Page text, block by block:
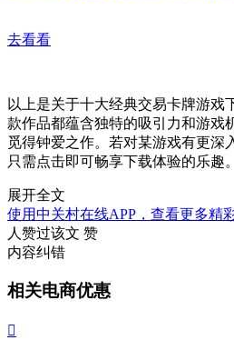
去看看
以上是关于十大经典交易卡牌游戏
款作品都蕴含独特的吸引力和游戏
觅得钟爱之作。若对某游戏有更深
只需点击即可畅享下载体验的乐趣。
展开全文
使用中关村在线APP，查看更多精
人赞过该文 赞
内容纠错
相关电商优惠
